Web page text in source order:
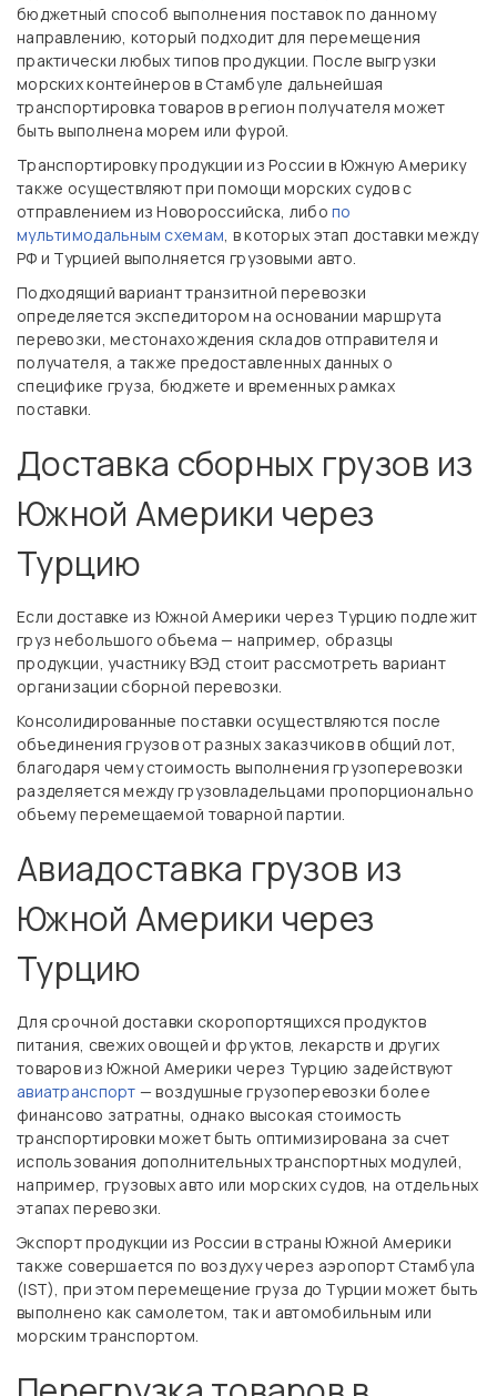
бюджетный способ выполнения поставок по данному
направлению, который подходит для перемещения
практически любых типов продукции. После выгрузки
морских контейнеров в Стамбуле дальнейшая
транспортировка товаров в регион получателя может
быть выполнена морем или фурой.
Транспортировку продукции из России в Южную Америку
также осуществляют при помощи морских судов с
отправлением из Новороссийска, либопо
мультимодальным схемам, в которых этап доставки между
РФ и Турцией выполняется грузовыми авто.
Подходящий вариант транзитной перевозки
определяется экспедитором на основании маршрута
перевозки, местонахождения складов отправителя и
получателя, а также предоставленных данных о
специфике груза, бюджете и временных рамках
поставки.
Доставка сборных грузов из
Южной Америки через
Турцию
Если доставке из Южной Америки через Турцию подлежит
груз небольшого объема — например, образцы
продукции, участнику ВЭД стоит рассмотреть вариант
организации сборной перевозки.
Консолидированные поставки осуществляются после
объединения грузов от разных заказчиков в общий лот,
благодаря чему стоимость выполнения грузоперевозки
разделяется между грузовладельцами пропорционально
объему перемещаемой товарной партии.
Авиадоставка грузов из
Южной Америки через
Турцию
Для срочной доставки скоропортящихся продуктов
питания, свежих овощей и фруктов, лекарств и других
товаров из Южной Америки через Турцию задействуют
авиатранспорт — воздушные грузоперевозки более
финансово затратны, однако высокая стоимость
транспортировки может быть оптимизирована за счет
использования дополнительных транспортных модулей,
например, грузовых авто или морских судов, на отдельных
этапах перевозки.
Экспорт продукции из России в страны Южной Америки
также совершается по воздуху через аэропорт Стамбула
(IST), при этом перемещение груза до Турции может быть
выполнено как самолетом, так и автомобильным или
морским транспортом.